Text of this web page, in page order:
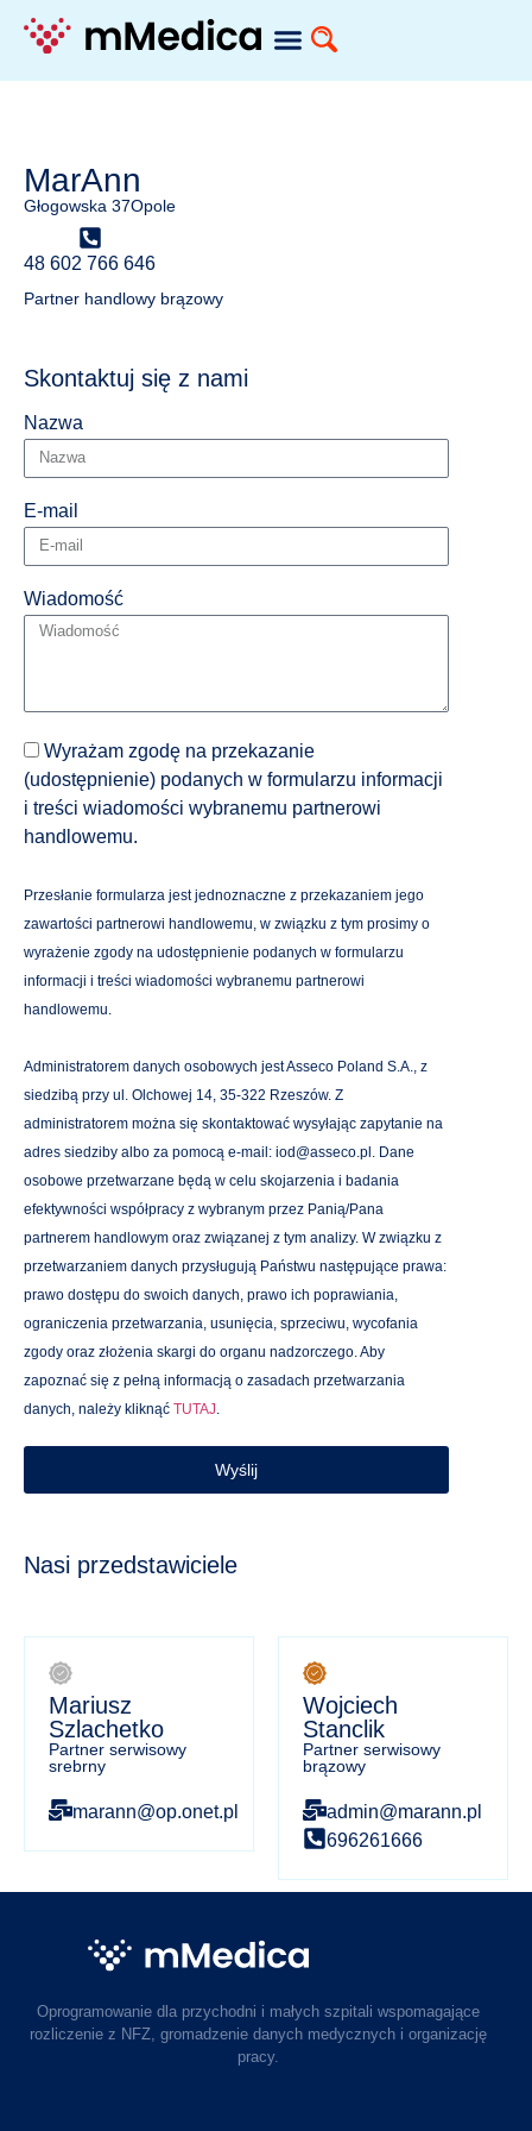
MarAnn
Głogowska 37Opole
48 602 766 646
Partner handlowy brązowy
Skontaktuj się z nami
Nazwa
E-mail
Wiadomość
Wyrażam zgodę na przekazanie
(udostępnienie) podanych w formularzu informacji
i treści wiadomości wybranemu partnerowi
handlowemu.
Przesłanie formularza jest jednoznaczne z przekazaniem jego
zawartości partnerowi handlowemu, w związku z tym prosimy o
wyrażenie zgody na udostępnienie podanych w formularzu
informacji i treści wiadomości wybranemu partnerowi
handlowemu.
Administratorem danych osobowych jest Asseco Poland S.A., z
siedzibą przy ul. Olchowej 14, 35-322 Rzeszów. Z
administratorem można się skontaktować wysyłając zapytanie na
adres siedziby albo za pomocą e-mail: iod@asseco.pl. Dane
osobowe przetwarzane będą w celu skojarzenia i badania
efektywności współpracy z wybranym przez Panią/Pana
partnerem handlowym oraz związanej z tym analizy. W związku z
przetwarzaniem danych przysługują Państwu następujące prawa:
prawo dostępu do swoich danych, prawo ich poprawiania,
ograniczenia przetwarzania, usunięcia, sprzeciwu, wycofania
zgody oraz złożenia skargi do organu nadzorczego. Aby
zapoznać się z pełną informacją o zasadach przetwarzania
danych, należy kliknąć TUTAJ.
Wyślij
Nasi przedstawiciele
Mariusz
Szlachetko
Partner serwisowy
srebrny
marann@op.onet.pl
Wojciech
Stanclik
Partner serwisowy
brązowy
admin@marann.pl
696261666
Oprogramowanie dla przychodni i małych szpitali wspomagające
rozliczenie z NFZ, gromadzenie danych medycznych i organizację
pracy.